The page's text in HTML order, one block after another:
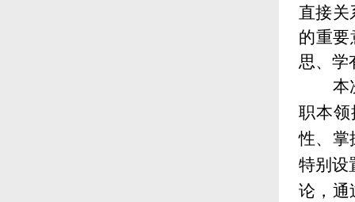
直接关
的重要
思、学
本
职本
性、掌
特别设
论，通